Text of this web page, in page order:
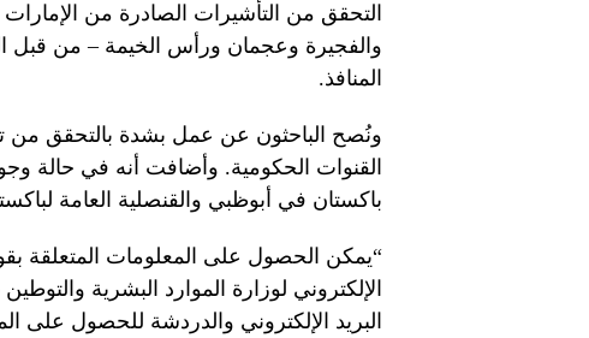
التحقق من التأشيرات الصادرة من
والفجيرة وعجمان ورأس الخيمة – من قبل
المنافذ.
ونُصح الباحثون عن عمل بشدة بالتحقق من
القنوات الحكومية. وأضافت أنه في
باكستان في أبوظبي والقنصلية العامة
“يمكن الحصول على المعلومات المتعلقة
البريد الإلكتروني والدردشة للحصول على